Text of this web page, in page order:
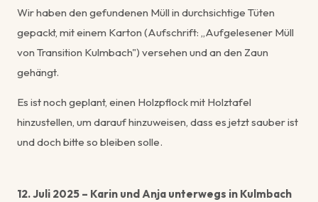
Wir haben den gefundenen Müll in durchsichtige Tüten
gepackt, mit einem Karton (Aufschrift: „Aufgelesener Müll
von Transition Kulmbach") versehen und an den Zaun
gehängt.
Es ist noch geplant, einen Holzpflock mit Holztafel
hinzustellen, um darauf hinzuweisen, dass es jetzt sauber ist
und doch bitte so bleiben solle.
12. Juli 2025 – Karin und Anja unterwegs in Kulmbach